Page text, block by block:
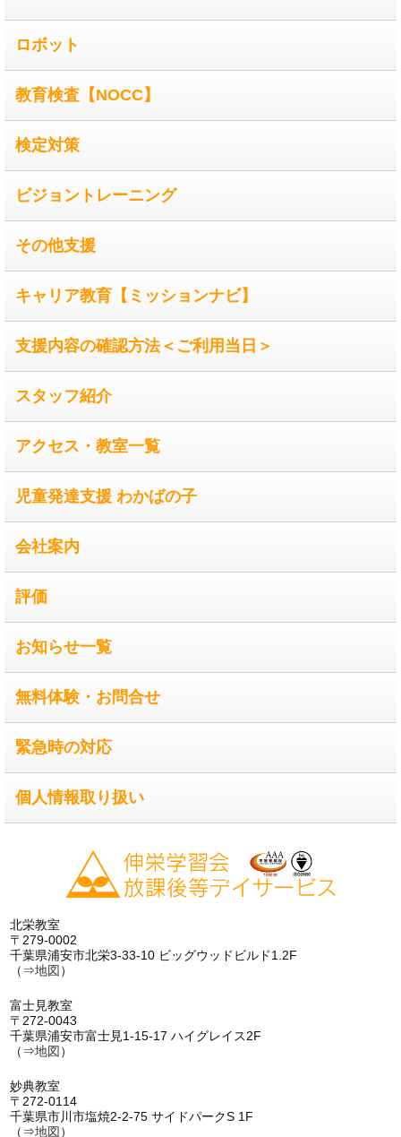
ロボット
教育検査【NOCC】
検定対策
ビジョントレーニング
その他支援
キャリア教育【ミッションナビ】
支援内容の確認方法＜ご利用当日＞
スタッフ紹介
アクセス・教室一覧
児童発達支援 わかばの子
会社案内
評価
お知らせ一覧
無料体験・お問合せ
緊急時の対応
個人情報取り扱い
北栄教室
〒279-0002
千葉県浦安市北栄3-33-10 ビッグウッドビルド1.2F
（⇒地図 ）
富士見教室
〒272-0043
千葉県浦安市富士見1-15-17 ハイグレイス2F
（⇒地図 ）
妙典教室
〒272-0114
千葉県市川市塩焼2-2-75 サイドパークS 1F
（⇒地図 ）